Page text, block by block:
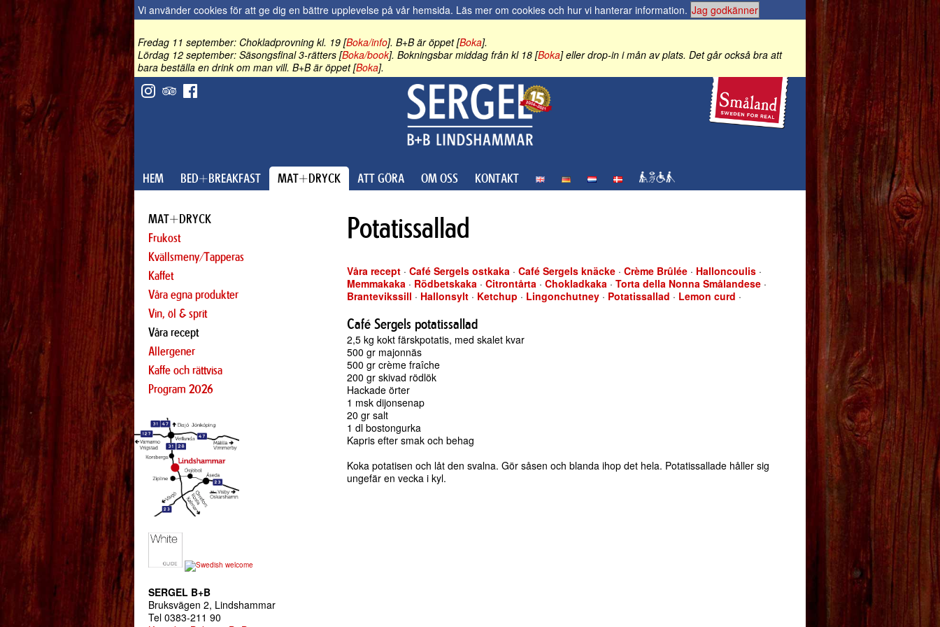
Vi använder cookies för att ge dig en bättre upplevelse på vår hemsida. Läs mer om cookies och hur vi hanterar information. Jag godkänner
Fredag 11 september: Chokladprovning kl. 19 [Boka/info]. B+B är öppet [Boka].
Lördag 12 september: Säsongsfinal 3-rätters [Boka/book]. Bokningsbar middag från kl 18 [Boka] eller drop-in i mån av plats. Det går också bra att
bara beställa en drink om man vill. B+B är öppet [Boka].
HEM BED+BREAKFAST MAT+DRYCK ATT GÖRA OM OSS KONTAKT
MAT+DRYCK
Frukost
Kvällsmeny/Tapperas
Kaffet
Våra egna produkter
Vin, öl & sprit
Våra recept
Allergener
Kaffe och rättvisa
Program 2026
SERGEL B+B
Bruksvägen 2, Lindshammar
Tel 0383-211 90
Potatissallad
Våra recept ·Café Sergels ostkaka ·Café Sergels knäcke ·Crème Brûlée · Halloncoulis ·
Memmakaka · Rödbetskaka ·Citrontårta ·Chokladkaka ·Torta della Nonna Smålandese ·
Brantevikssill · Hallonsylt · Ketchup · Lingonchutney · Potatissallad · Lemon curd ·
Café Sergels potatissallad
2,5 kg kokt färskpotatis, med skalet kvar
500 gr majonnäs
500 gr crème fraîche
200 gr skivad rödlök
Hackade örter
1 msk dijonsenap
20 gr salt
1 dl bostongurka
Kapris efter smak och behag
Koka potatisen och låt den svalna. Gör såsen och blanda ihop det hela. Potatissallade håller sig
ungefär en vecka i kyl.